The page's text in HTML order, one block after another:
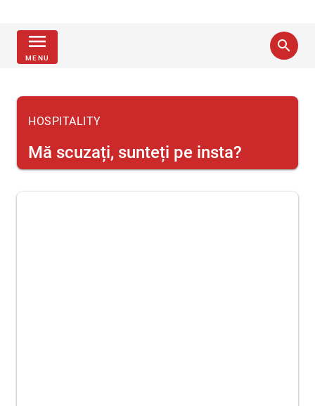
menu
MENU
search
HOSPITALITY
Mă scuzați, sunteți pe insta?